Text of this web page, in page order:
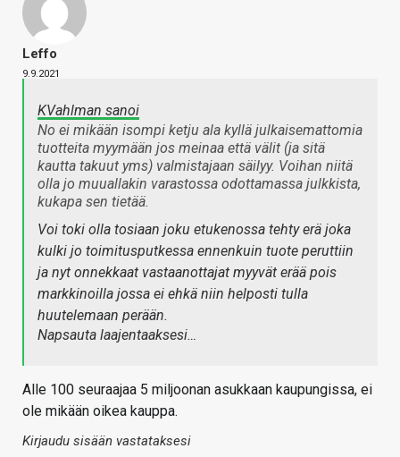
Leffo
9.9.2021
KVahlman sanoi
No ei mikään isompi ketju ala kyllä julkaisemattomia
tuotteita myymään jos meinaa että välit (ja sitä
kautta takuut yms) valmistajaan säilyy. Voihan niitä
olla jo muuallakin varastossa odottamassa julkkista,
kukapa sen tietää.
Voi toki olla tosiaan joku etukenossa tehty erä joka
kulki jo toimitusputkessa ennenkuin tuote peruttiin
ja nyt onnekkaat vastaanottajat myyvät erää pois
markkinoilla jossa ei ehkä niin helposti tulla
huutelemaan perään.
Napsauta laajentaaksesi…
Alle 100 seuraajaa 5 miljoonan asukkaan kaupungissa, ei
ole mikään oikea kauppa.
Kirjaudu sisään vastataksesi